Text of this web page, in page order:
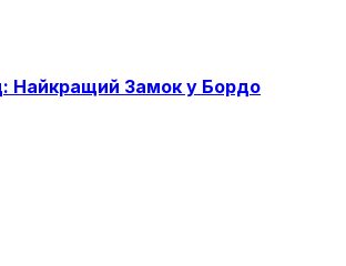
Найкращий Замок у Бордо